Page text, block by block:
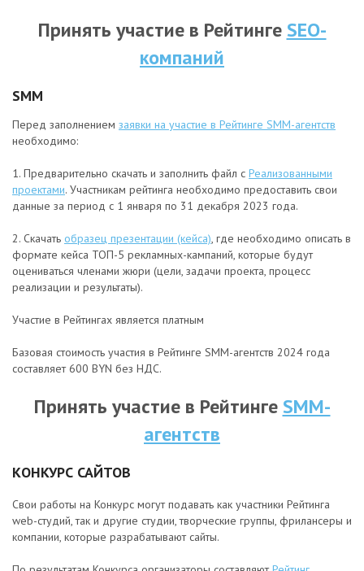
Принять участие в РейтингеSEO-
компаний
SMM
Перед заполнением заявки на участие в Рейтинге SMM-агентств
необходимо:
1. Предварительно скачать и заполнить файл с Реализованными
проектами. Участникам рейтинга необходимо предоставить свои
данные за период с 1 января по 31 декабря 2023 года.
2. Скачать образец презентации (кейса), где необходимо описать в
формате кейса ТОП-5 рекламных-кампаний, которые будут
оцениваться членами жюри (цели, задачи проекта, процесс
реализации и результаты).
Участие в Рейтингах является платным
Базовая стоимость участия в Рейтинге SMM-агентств 2024 года
составляет 600 BYN без НДС.
Принять участие в РейтингеSMM-
агентств
КОНКУРС САЙТОВ
Свои работы на Конкурс могут подавать как участники Рейтинга
web-студий, так и другие студии, творческие группы, фрилансеры и
компании, которые разрабатывают сайты.